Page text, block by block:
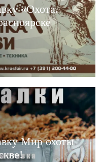
«Охота.
в Красноярске
Мир охоты